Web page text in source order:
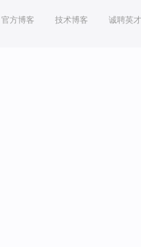
官方博客 技术博客 诚聘英才